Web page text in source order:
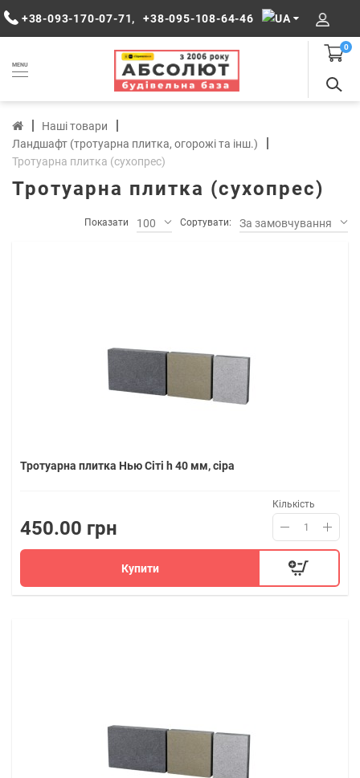
+38-093-170-07-71, +38-095-108-64-46
MENU
0
Наші товари
Ландшафт (тротуарна плитка, огорожі та інш.)
Тротуарна плитка (сухопрес)
Тротуарна плитка (сухопрес)
Показати 100 Сортувати: За замовчуванням
Тротуарна плитка Нью Сіті h 40 мм, сіра
450.00 грн
Кількість
Купити